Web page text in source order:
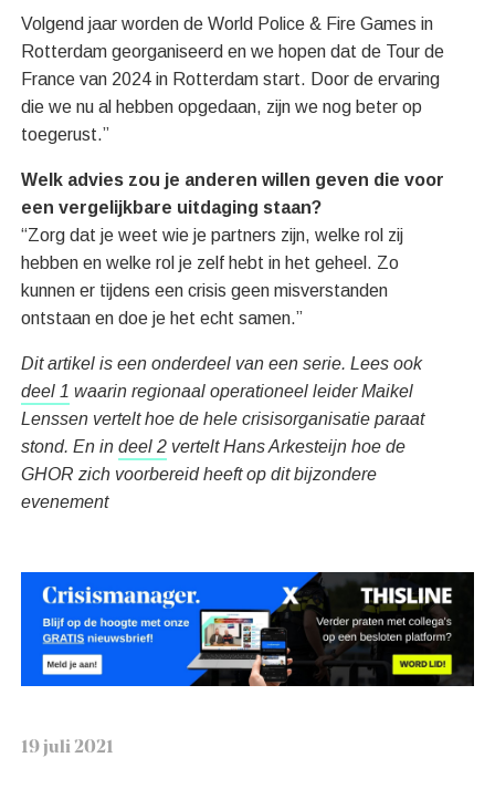
Volgend jaar worden de World Police & Fire Games in
Rotterdam georganiseerd en we hopen dat de Tour de
France van 2024 in Rotterdam start. Door de ervaring
die we nu al hebben opgedaan, zijn we nog beter op
toegerust.”
Welk advies zou je anderen willen geven die voor
een vergelijkbare uitdaging staan?
“Zorg dat je weet wie je partners zijn, welke rol zij
hebben en welke rol je zelf hebt in het geheel. Zo
kunnen er tijdens een crisis geen misverstanden
ontstaan en doe je het echt samen.”
Dit artikel is een onderdeel van een serie. Lees ook
deel 1 waarin regionaal operationeel leider Maikel
Lenssen vertelt hoe de hele crisisorganisatie paraat
stond. En indeel 2 vertelt Hans Arkesteijn hoe de
GHOR zich voorbereid heeft op dit bijzondere
evenement
19 juli 2021